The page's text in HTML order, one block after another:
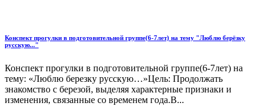
Конспект прогулки в подготовительной группе(6-7лет) на тему "Люблю берёзку
русскую..."
Конспект прогулки в подготовительной группе(6-7лет) на
тему: «Люблю березку русскую…»Цель: Продолжать
знакомство с березой, выделяя характерные признаки и
изменения, связанные со временем года.В...